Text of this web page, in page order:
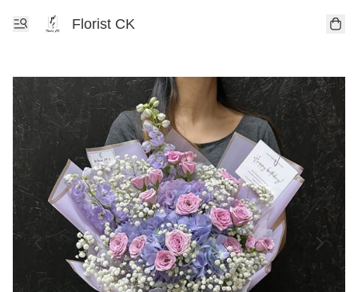
Florist CK